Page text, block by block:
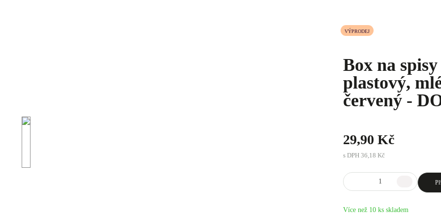
VÝPRODEJ
Box na
plastový,
červený -
29,90 Kč
s DPH 36,18 Kč
Více než 10 ks skladem